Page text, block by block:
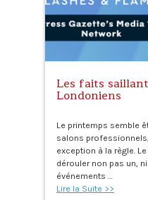
Les faits
Londoniens
Le printemps semble
salons
exception à la règle.
dérouler non pas un,
événements …
Lire la Suite >>